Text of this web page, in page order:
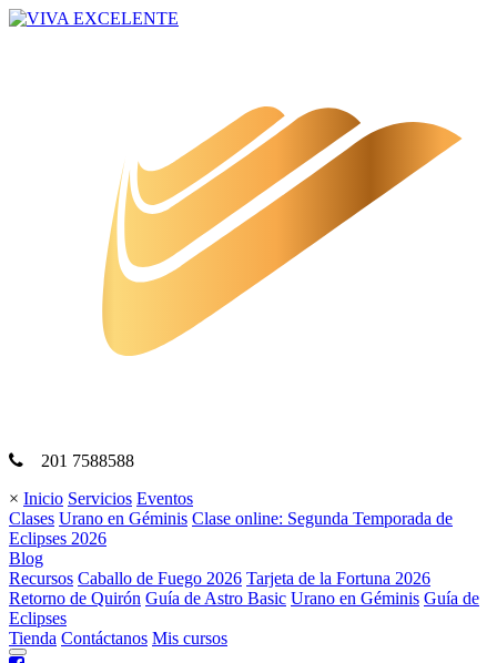
201 7588588
× Inicio Servicios Eventos
Clases Urano en Géminis Clase online: Segunda Temporada de
Eclipses 2026
Blog
Recursos Caballo de Fuego 2026 Tarjeta de la Fortuna 2026
Retorno de Quirón Guía de Astro Basic Urano en Géminis Guía de
Eclipses
Tienda Contáctanos Mis cursos